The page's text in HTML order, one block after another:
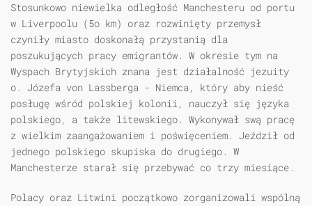
Stosunkowo niewielka odległość Manchesteru od portu
w Liverpoolu (5o km) oraz rozwinięty przemysł
czyniły miasto doskonałą przystanią dla
poszukujących pracy emigrantów. W okresie tym na
Wyspach Brytyjskich znana jest działalność jezuity
o. Józefa von Lassberga - Niemca, który aby nieść
posługę wśród polskiej kolonii, nauczył się języka
polskiego, a także litewskiego. Wykonywał swą pracę
z wielkim zaangażowaniem i poświęceniem. Jeździł od
jednego polskiego skupiska do drugiego. W
Manchesterze starał się przebywać co trzy miesiące.
Polacy oraz Litwini początkowo zorganizowali wspólną